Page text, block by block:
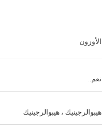
الأوزون
نعم..
هيبوالرجينيك ، هيبوالرجينيك